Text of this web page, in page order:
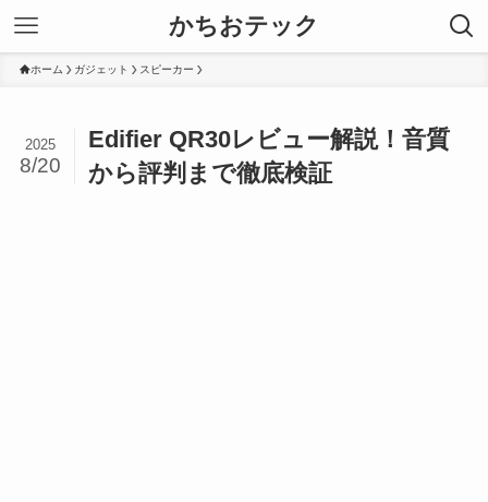
かちおテック
ホーム ガジェット スピーカー
Edifier QR30レビュー解説！音質
から評判まで徹底検証
2025
8/20